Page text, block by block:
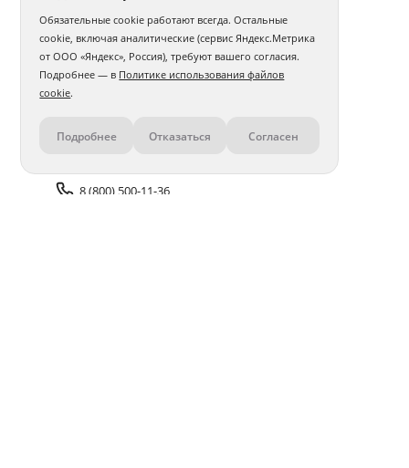
Контакты
8 (800) 500-11-36
Обязательные cookie работают всегда. Остальные
cookie, включая аналитические (сервис Яндекс.Метрика
от ООО «Яндекс», Россия), требуют вашего согласия.
Подробнее — в Политике использования файлов
cookie.
Подробнее Отказаться Согласен